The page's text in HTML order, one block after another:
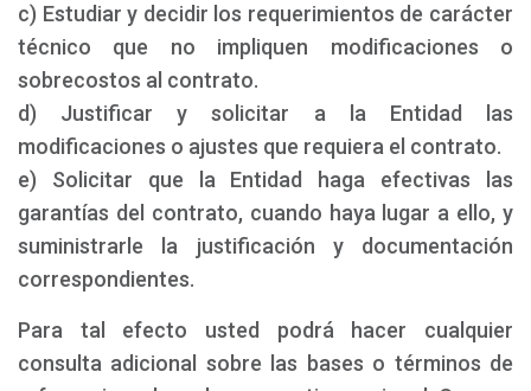
c) Estudiar y decidir los requerimientos de carácter
técnico que no impliquen modificaciones o
sobrecostos al contrato.
d) Justificar y solicitar a la Entidad las
modificaciones o ajustes que requiera el contrato.
e) Solicitar que la Entidad haga efectivas las
garantías del contrato, cuando haya lugar a ello, y
suministrarle la justificación y documentación
correspondientes.
Para tal efecto usted podrá hacer cualquier
consulta adicional sobre las bases o términos de